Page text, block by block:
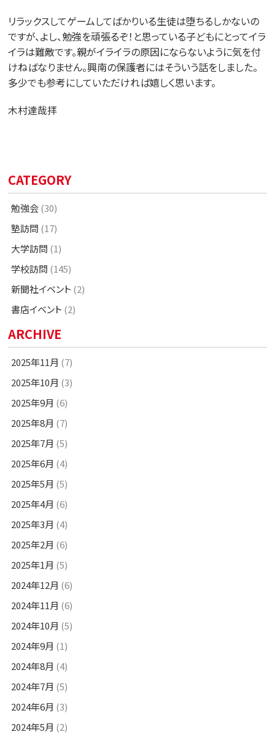
リラックスしてゲームしてばかりいる生徒は堕ちるしかないの
ですが、よし、勉強を頑張るぞ！と思っている子どもにとってイラ
イラは難敵です。親がイライラの原因にならないように気を付
けねばなりません。興南の保護者にはそういう話をしました。
多少でも参考にしていただければ嬉しく思います。
木村達哉拝
CATEGORY
勉強会(30)
塾訪問 (17)
大学訪問 (1)
学校訪問 (145)
新聞社イベント (2)
書店イベント (2)
ARCHIVE
2025年11月 (7)
2025年10月 (3)
2025年9月 (6)
2025年8月 (7)
2025年7月 (5)
2025年6月 (4)
2025年5月 (5)
2025年4月 (6)
2025年3月 (4)
2025年2月 (6)
2025年1月 (5)
2024年12月 (6)
2024年11月 (6)
2024年10月 (5)
2024年9月 (1)
2024年8月 (4)
2024年7月 (5)
2024年6月 (3)
2024年5月 (2)